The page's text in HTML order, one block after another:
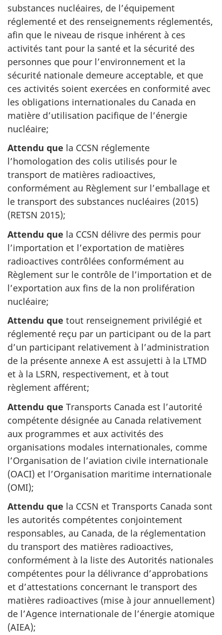
substances nucléaires, de l’équipement
réglementé et des renseignements réglementés,
afin que le niveau de risque inhérent à ces
activités tant pour la santé et la sécurité des
personnes que pour l’environnement et la
sécurité nationale demeure acceptable, et que
ces activités soient exercées en conformité avec
les obligations internationales du Canada en
matière d’utilisation pacifique de l’énergie
nucléaire;
Attendu que la CCSN réglemente
l’homologation des colis utilisés pour le
transport de matières radioactives,
conformément au Règlement sur l’emballage et
le transport des substances nucléaires (2015)
(RETSN 2015);
Attendu que la CCSN délivre des permis pour
l’importation et l’exportation de matières
radioactives contrôlées conformément au
Règlement sur le contrôle de l’importation et de
l’exportation aux fins de la non prolifération
nucléaire;
Attendu que tout renseignement privilégié et
réglementé reçu par un participant ou de la part
d’un participant relativement à l’administration
de la présente annexe A est assujetti à la LTMD
et à la LSRN, respectivement, et à tout
règlement afférent;
Attendu que Transports Canada est l’autorité
compétente désignée au Canada relativement
aux programmes et aux activités des
organisations modales internationales, comme
l’Organisation de l’aviation civile internationale
(OACI) et l’Organisation maritime internationale
(OMI);
Attendu que la CCSN et Transports Canada sont
les autorités compétentes conjointement
responsables, au Canada, de la réglementation
du transport des matières radioactives,
conformément à la liste des Autorités nationales
compétentes pour la délivrance d’approbations
et d’attestations concernant le transport des
matières radioactives (mise à jour annuellement)
de l’Agence internationale de l’énergie atomique
(AIEA);